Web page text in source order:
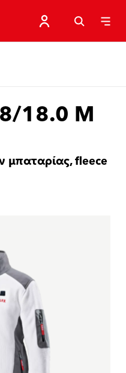
18.0 M
μπαταρίας, fleece